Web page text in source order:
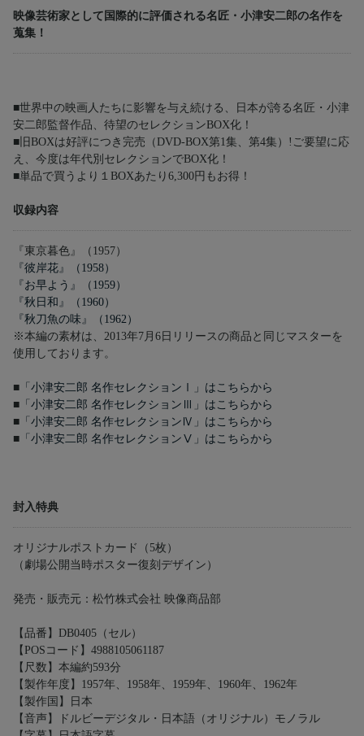
映像芸術家として国際的に評価される名匠・小津安二郎の名作を
蒐集！
■世界中の映画人たちに影響を与え続ける、日本が誇る名匠・小津
安二郎監督作品、待望のセレクションBOX化！
■旧BOXは好評につき完売（DVD-BOX第1集、第4集）!ご要望に応
え、今度は年代別セレクションでBOX化！
■単品で買うより１BOXあたり6,300円もお得！
収録内容
『東京暮色』（1957）
『彼岸花』（1958）
『お早よう』（1959）
『秋日和』（1960）
『秋刀魚の味』（1962）
※本編の素材は、2013年7月6日リリースの商品と同じマスターを
使用しております。
■ 「小津安二郎 名作セレクションⅠ」はこちらから
■ 「小津安二郎 名作セレクションⅢ」はこちらから
■ 「小津安二郎 名作セレクションⅣ」はこちらから
■ 「小津安二郎 名作セレクションⅤ」はこちらから
封入特典
オリジナルポストカード（5枚）
（劇場公開当時ポスター復刻デザイン）
発売・販売元：松竹株式会社 映像商品部
【品番】DB0405（セル）
【POSコード】4988105061187
【尺数】本編約593分
【製作年度】1957年、1958年、1959年、1960年、1962年
【製作国】日本
【音声】ドルビーデジタル・日本語（オリジナル）モノラル